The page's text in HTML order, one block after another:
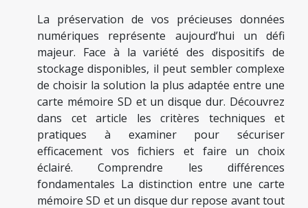
La préservation de vos précieuses données
numériques représente aujourd’hui un défi
majeur. Face à la variété des dispositifs de
stockage disponibles, il peut sembler complexe
de choisir la solution la plus adaptée entre une
carte mémoire SD et un disque dur. Découvrez
dans cet article les critères techniques et
pratiques à examiner pour sécuriser
efficacement vos fichiers et faire un choix
éclairé. Comprendre les différences
fondamentales La distinction entre une carte
mémoire SD et un disque dur repose avant tout